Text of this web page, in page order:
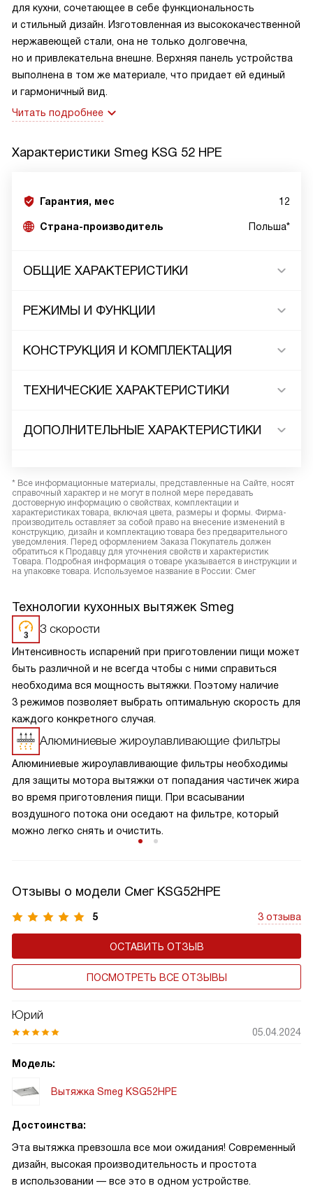
для кухни, сочетающее в себе функциональность
и стильный дизайн. Изготовленная из высококачественной
нержавеющей стали, она не только долговечна,
но и привлекательна внешне. Верхняя панель устройства
выполнена в том же материале, что придает ей единый
и гармоничный вид.
Читать подробнее
Характеристики Smeg KSG 52 HPE
Гарантия, мес 12
Страна-производитель Польша*
ОБЩИЕ ХАРАКТЕРИСТИКИ
РЕЖИМЫ И ФУНКЦИИ
КОНСТРУКЦИЯ И КОМПЛЕКТАЦИЯ
ТЕХНИЧЕСКИЕ ХАРАКТЕРИСТИКИ
ДОПОЛНИТЕЛЬНЫЕ ХАРАКТЕРИСТИКИ
* Все информационные материалы, представленные на Сайте, носят
справочный характер и не могут в полной мере передавать
достоверную информацию о свойствах, комплектации и
характеристиках товара, включая цвета, размеры и формы. Фирма-
производитель оставляет за собой право на внесение изменений в
конструкцию, дизайн и комплектацию товара без предварительного
уведомления. Перед оформлением Заказа Покупатель должен
обратиться к Продавцу для уточнения свойств и характеристик
Товара. Подробная информация о товаре указывается в инструкции и
на упаковке товара. Используемое название в России: Смег
Технологии кухонных вытяжек Smeg
3 скорости
Интенсивность испарений при приготовлении пищи может
быть различной и не всегда чтобы с ними справиться
необходима вся мощность вытяжки. Поэтому наличие
3 режимов позволяет выбрать оптимальную скорость для
каждого конкретного случая.
Алюминиевые жироулавливающие фильтры
Алюминиевые жироулавливающие фильтры необходимы
для защиты мотора вытяжки от попадания частичек жира
во время приготовления пищи. При всасывании
воздушного потока они оседают на фильтре, который
можно легко снять и очистить.
Отзывы о модели Смег KSG52HPE
5 3 отзыва
ОСТАВИТЬ ОТЗЫВ
ПОСМОТРЕТЬ ВСЕ ОТЗЫВЫ
Юрий
05.04.2024
Модель:
Вытяжка Smeg KSG52HPE
Достоинства:
Эта вытяжка превзошла все мои ожидания! Современный
дизайн, высокая производительность и простота
в использовании — все это в одном устройстве.